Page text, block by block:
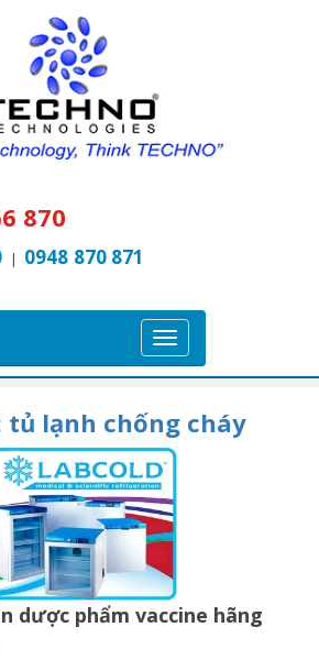
870
| 0948 870 871
T
o
g
l
n
a
i
g
tủ lạnh chống cháy
dược phẩm vaccine hãng